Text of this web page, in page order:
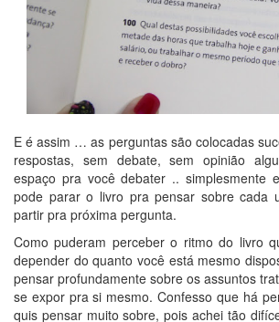
E é assim … as perguntas são colocadas
respostas, sem debate, sem opinião
espaço pra você debater .. simplesmente
pode parar o livro pra pensar sobre cada
partir pra próxima pergunta.
Como puderam perceber o ritmo do livro
depender do quanto você está mesmo
pensar profundamente sobre os assuntos
se expor pra si mesmo. Confesso que há
quis pensar muito sobre, pois achei tão